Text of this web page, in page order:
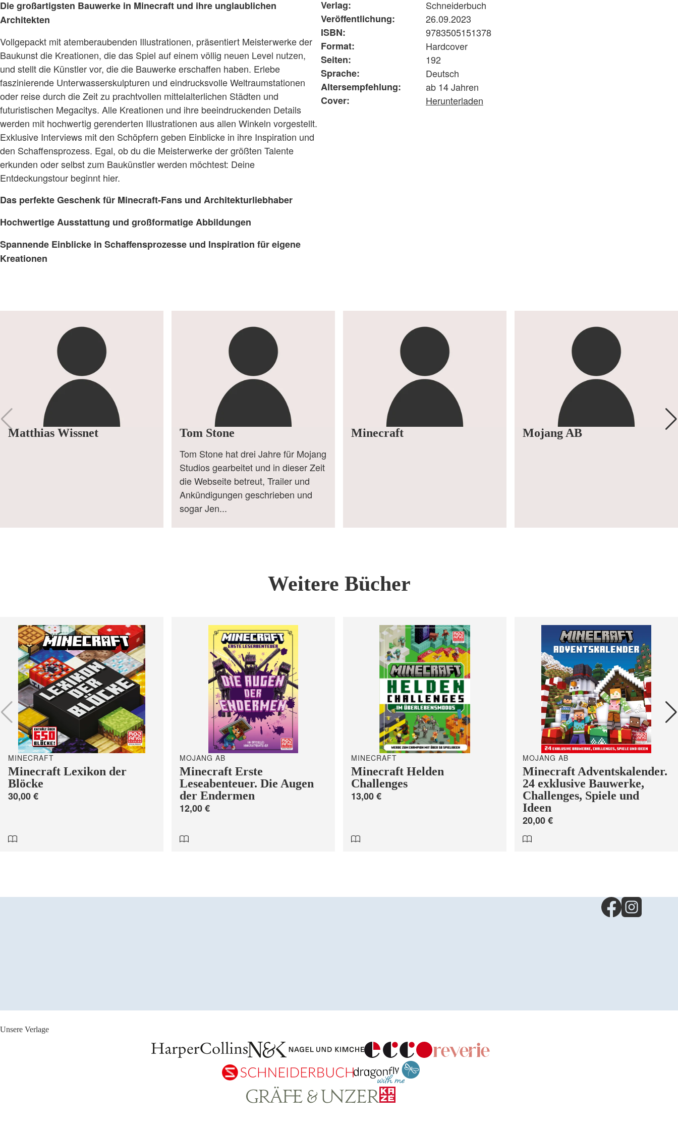
Die großartigsten Bauwerke in Minecraft und ihre unglaublichen
Architekten
Vollgepackt mit atemberaubenden Illustrationen, präsentiert Meisterwerke der
Baukunst die Kreationen, die das Spiel auf einem völlig neuen Level nutzen,
und stellt die Künstler vor, die die Bauwerke erschaffen haben. Erlebe
faszinierende Unterwasserskulpturen und eindrucksvolle Weltraumstationen
oder reise durch die Zeit zu prachtvollen mittelalterlichen Städten und
futuristischen Megacitys. Alle Kreationen und ihre beeindruckenden Details
werden mit hochwertig gerenderten Illustrationen aus allen Winkeln vorgestellt.
Exklusive Interviews mit den Schöpfern geben Einblicke in ihre Inspiration und
den Schaffensprozess. Egal, ob du die Meisterwerke der größten Talente
erkunden oder selbst zum Baukünstler werden möchtest: Deine
Entdeckungstour beginnt hier.
Das perfekte Geschenk für Minecraft-Fans und Architekturliebhaber
Hochwertige Ausstattung und großformatige Abbildungen
Spannende Einblicke in Schaffensprozesse und Inspiration für eigene
Kreationen
Verlag:
Schneiderbuch
Veröffentlichung:
26.09.2023
ISBN:
9783505151378
Format:
Hardcover
Seiten:
192
Sprache:
Deutsch
Altersempfehlung:
ab 14 Jahren
Cover:
Herunterladen
Matthias Wissnet
Tom Stone
Tom Stone hat drei Jahre für Mojang
Studios gearbeitet und in dieser Zeit
die Webseite betreut, Trailer und
Ankündigungen geschrieben und
sogar Jen...
Minecraft Mojang AB
Weitere Bücher
MINECRAFT
Minecraft Lexikon der
Blöcke
30,00 €
MOJANG AB
Minecraft Erste
Leseabenteuer. Die Augen
der Endermen
12,00 €
MINECRAFT
Minecraft Helden
Challenges
13,00 €
MOJANG AB
Minecraft Adventskalender.
24 exklusive Bauwerke,
Challenges, Spiele und
Ideen
20,00 €
Unsere Verlage